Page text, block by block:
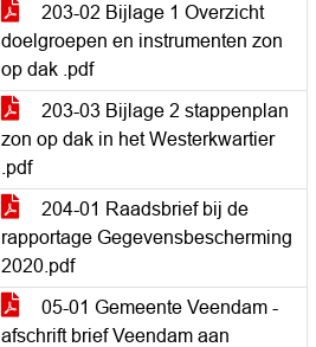
203-02 Bijlage 1 Overzicht
doelgroepen en instrumenten zon
op dak .pdf
203-03 Bijlage 2 stappenplan
zon op dak in het Westerkwartier
.pdf
204-01 Raadsbrief bij de
rapportage Gegevensbescherming
2020.pdf
05-01 Gemeente Veendam -
afschrift brief Veendam aan